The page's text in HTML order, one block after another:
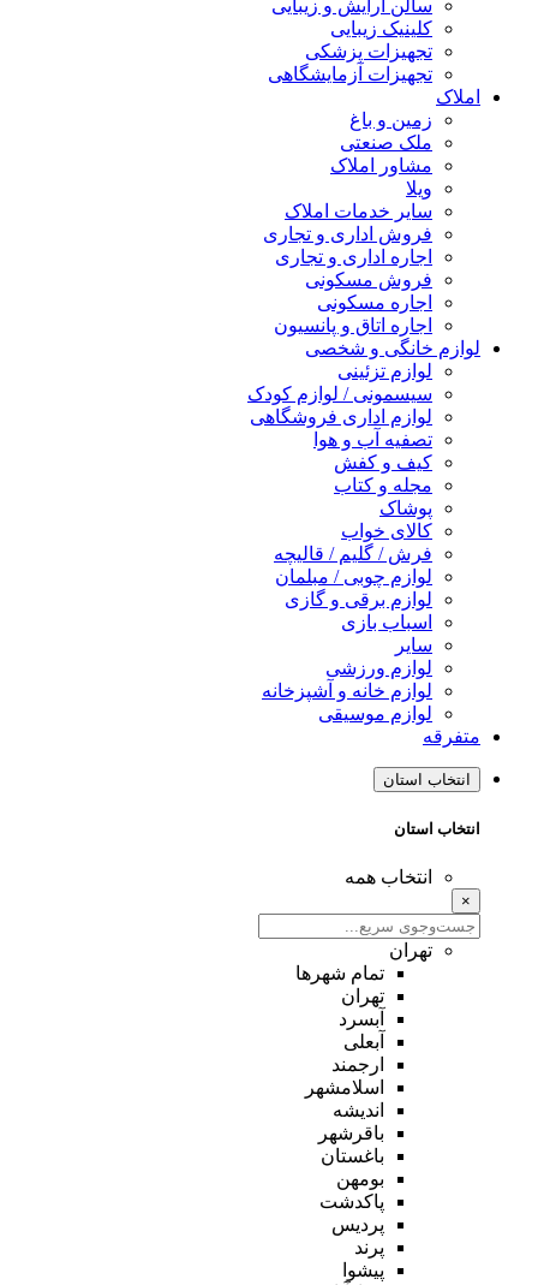
سالن آرایش و زیبایی
کلینیک زیبایی
تجهیزات پزشکی
تجهیزات آزمایشگاهی
املاک
زمین و باغ
ملک صنعتی
مشاور املاک
ویلا
سایر خدمات املاک
فروش اداری و تجاری
اجاره اداری و تجاری
فروش مسکونی
اجاره مسکونی
اجاره اتاق و پانسیون
لوازم خانگی و شخصی
لوازم تزئینی
سیسمونی / لوازم کودک
لوازم اداری فروشگاهی
تصفیه آب و هوا
کیف و کفش
مجله و کتاب
پوشاک
کالای خواب
فرش / گلیم / قالیچه
لوازم چوبی / مبلمان
لوازم برقی و گازی
اسباب بازی
سایر
لوازم ورزشی
لوازم خانه و آشپزخانه
لوازم موسیقی
متفرقه
انتخاب استان
انتخاب استان
انتخاب همه
×
تهران
تمام شهر‌ها
تهران
آبسرد
آبعلی
ارجمند
اسلامشهر
اندیشه
باقرشهر
باغستان
بومهن
پاکدشت
پردیس
پرند
پیشوا